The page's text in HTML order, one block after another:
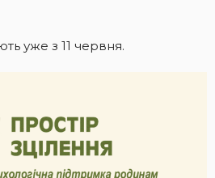
уже з 11 червня.